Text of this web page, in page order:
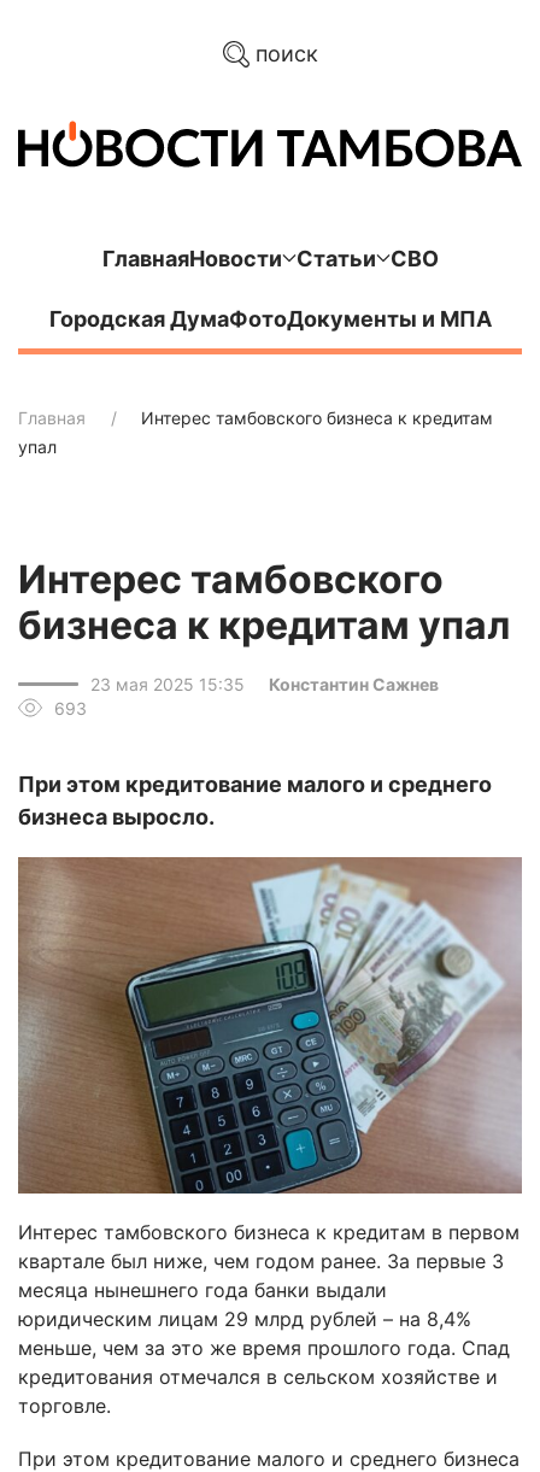
поиск
ГлавнаяНовости Статьи СВО
Городская ДумаФотоДокументы и МПА
Главная
Интерес тамбовского бизнеса к кредитам
упал
Интерес тамбовского
бизнеса к кредитам упал
23 мая 2025 15:35
Константин Сажнев
693
При этом кредитование малого и среднего
бизнеса выросло.
Интерес тамбовского бизнеса к кредитам в первом
квартале был ниже, чем годом ранее. За первые 3
месяца нынешнего года банки выдали
юридическим лицам 29 млрд рублей – на 8,4%
меньше, чем за это же время прошлого года. Спад
кредитования отмечался в сельском хозяйстве и
торговле.
При этом кредитование малого и среднего бизнеса